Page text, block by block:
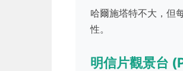
哈爾施塔特不大，但
性。
明信片觀景台